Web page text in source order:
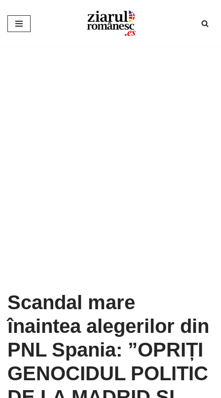
Sari
Scandal mare
înaintea alegerilor din
PNL Spania: ”OPRIȚI
GENOCIDUL POLITIC